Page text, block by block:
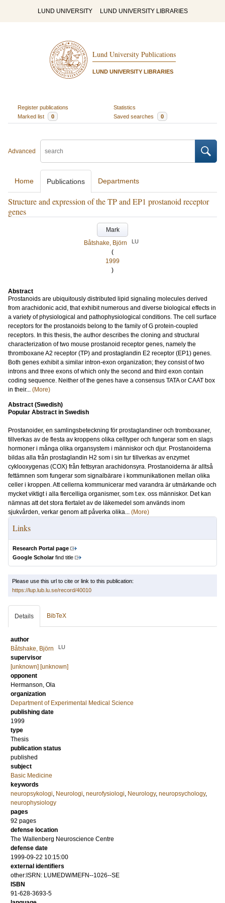
LUND UNIVERSITY LUND UNIVERSITY LIBRARIES
Lund University Publications
LUND UNIVERSITY LIBRARIES
Register publications
Statistics
Marked list
0 Saved searches 0
Advanced
Home Publications Departments
Structure and expression of the TP and EP1 prostanoid receptor
genes
Mark
Båtshake, Björn
LU
(
1999
)
Abstract
Prostanoids are ubiquitously distributed lipid signaling molecules derived
from arachidonic acid, that exhibit numerous and diverse biological effects in
a variety of physiological and pathophysiological conditions. The cell surface
receptors for the prostanoids belong to the family of G protein-coupled
receptors. In this thesis, the author describes the cloning and structural
characterization of two mouse prostanoid receptor genes, namely the
thromboxane A2 receptor (TP) and prostaglandin E2 receptor (EP1) genes.
Both genes exhibit a similar intron-exon organization; they consist of two
introns and three exons of which only the second and third exon contain
coding sequence. Neither of the genes have a consensus TATA or CAAT box
in their... (More)
Abstract (Swedish)
Popular Abstract in Swedish
Prostanoider, en samlingsbeteckning för prostaglandiner och tromboxaner,
tillverkas av de flesta av kroppens olika celltyper och fungerar som en slags
hormoner i många olika organsystem i människor och djur. Prostanoiderna
bildas alla från prostaglandin H2 som i sin tur tillverkas av enzymet
cyklooxygenas (COX) från fettsyran arachidonsyra. Prostanoiderna är alltså
fettämnen som fungerar som signalbärare i kommunikationen mellan olika
celler i kroppen. Att cellerna kommunicerar med varandra är utmärkande och
mycket viktigt i alla flercelliga organismer, som t.ex. oss människor. Det kan
nämnas att det stora flertalet av de läkemedel som används inom
sjukvården, verkar genom att påverka olika... (More)
Links
Research Portal page
Google Scholarfind title
Please use this url to cite or link to this publication:
https://lup.lub.lu.se/record/40010
Details BibTeX
author
Båtshake, Björn
LU
supervisor
[unknown] [unknown]
opponent
Hermanson, Ola
organization
Department of Experimental Medical Science
publishing date
1999
type
Thesis
publication status
published
subject
Basic Medicine
keywords
neuropsykologi, Neurologi, neurofysiologi, Neurology, neuropsychology,
neurophysiology
pages
92 pages
defense location
The Wallenberg Neuroscience Centre
defense date
1999-09-22 10:15:00
external identifiers
other:ISRN: LUMEDW/MEFN--1026--SE
ISBN
91-628-3693-5